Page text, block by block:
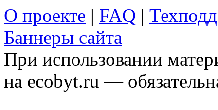
О проекте | FAQ |
Баннеры сайта
При использовании
на ecobyt.ru —